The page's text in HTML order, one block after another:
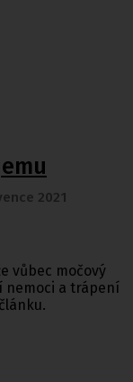
2021
vůbec močový
nemoci a trápení